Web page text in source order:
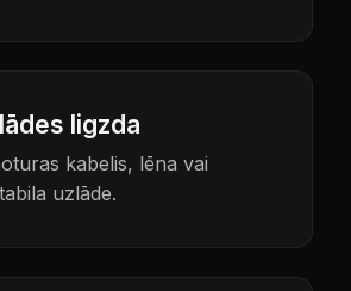
ligzda
kabelis, lēna vai
uzlāde.